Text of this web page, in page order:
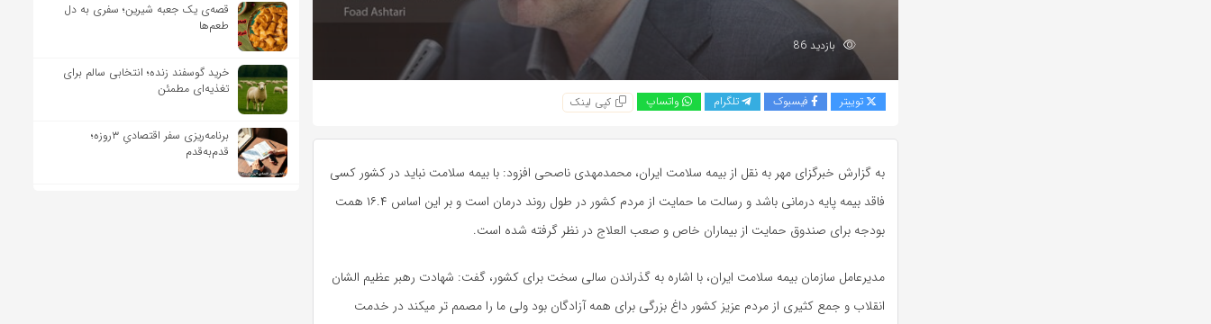
بازدید 86
توییتر فیسبوک تلگرام واتساپ کپی لینک
به گزارش خبرگزای مهر به نقل از بیمه سلامت ایران، محمدمهدی ناصحی افزود: با بیمه سلامت نباید در کشور کسی
فاقد بیمه پایه درمانی باشد و رسالت ما حمایت از مردم کشور در طول روند درمان است و بر این اساس ۱۶.۴ همت
بودجه برای صندوق حمایت از بیماران خاص و صعب العلاج در نظر گرفته شده است.
مدیرعامل سازمان بیمه سلامت ایران، با اشاره به گذراندن سالی سخت برای کشور، گفت: شهادت رهبر عظیم الشان
انقلاب و جمع کثیری از مردم عزیز کشور داغ بزرگی برای همه آزادگان بود ولی ما را مصمم تر میکند در خدمت
قصه‌ی یک جعبه شیرین؛ سفری به دل
طعم‌ها
خرید گوسفند زنده؛ انتخابی سالم برای
تغذیه‌ای مطمئن
برنامه‌ریزی سفر اقتصادیِ ۳روزه؛
قدم‌به‌قدم